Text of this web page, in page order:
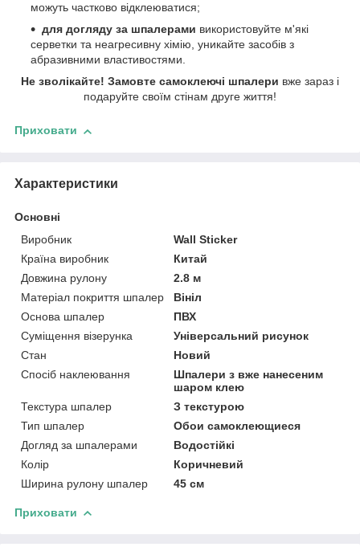
можуть частково відклеюватися;
для догляду за шпалерами використовуйте м'які
серветки та неагресивну хімію, уникайте засобів з
абразивними властивостями.
Не зволікайте! Замовте самоклеючі шпалери вже зараз і
подаруйте своїм стінам друге життя!
Приховати
Характеристики
Основні
Виробник
Wall Sticker
Країна виробник
Китай
Довжина рулону
2.8 м
Матеріал покриття шпалер
Вініл
Основа шпалер
ПВХ
Суміщення візерунка
Універсальний рисунок
Стан
Новий
Спосіб наклеювання
Шпалери з вже нанесеним
шаром клею
Текстура шпалер
З текстурою
Тип шпалер
Обои самоклеющиеся
Догляд за шпалерами
Водостійкі
Колір
Коричневий
Ширина рулону шпалер
45 см
Приховати